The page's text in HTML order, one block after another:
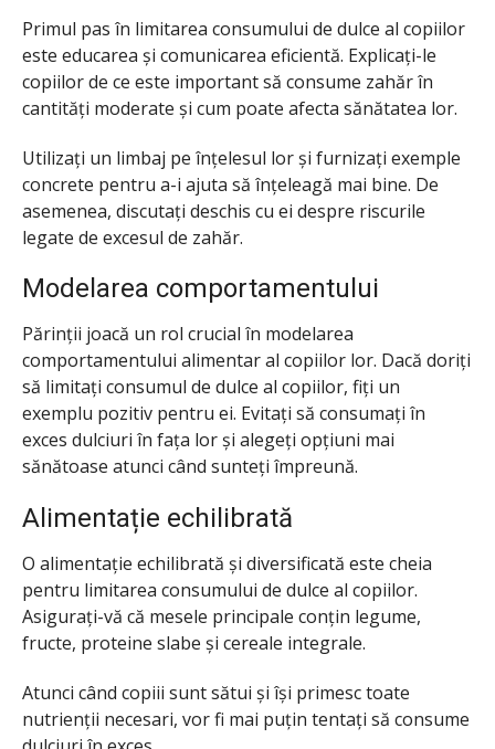
Primul pas în limitarea consumului de dulce al copiilor
este educarea și comunicarea eficientă. Explicați-le
copiilor de ce este important să consume zahăr în
cantități moderate și cum poate afecta sănătatea lor.
Utilizați un limbaj pe înțelesul lor și furnizați exemple
concrete pentru a-i ajuta să înțeleagă mai bine. De
asemenea, discutați deschis cu ei despre riscurile
legate de excesul de zahăr.
Modelarea comportamentului
Părinții joacă un rol crucial în modelarea
comportamentului alimentar al copiilor lor. Dacă doriți
să limitați consumul de dulce al copiilor, fiți un
exemplu pozitiv pentru ei. Evitați să consumați în
exces dulciuri în fața lor și alegeți opțiuni mai
sănătoase atunci când sunteți împreună.
Alimentație echilibrată
O alimentație echilibrată și diversificată este cheia
pentru limitarea consumului de dulce al copiilor.
Asigurați-vă că mesele principale conțin legume,
fructe, proteine ​​slabe și cereale integrale.
Atunci când copiii sunt sătui și își primesc toate
nutrienții necesari, vor fi mai puțin tentați să consume